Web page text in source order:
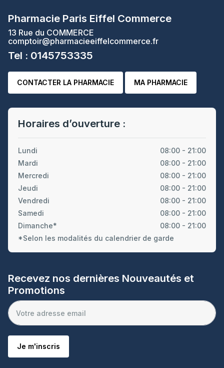
Pharmacie Paris Eiffel Commerce
13 Rue du COMMERCE
comptoir@pharmacieeiffelcommerce.fr
Tel : 0145753335
CONTACTER LA PHARMACIE MA PHARMACIE
Horaires d’ouverture :
Lundi
08:00 - 21:00
Mardi
08:00 - 21:00
Mercredi
08:00 - 21:00
Jeudi
08:00 - 21:00
Vendredi
08:00 - 21:00
Samedi
08:00 - 21:00
Dimanche*
08:00 - 21:00
*Selon les modalités du calendrier de garde
Recevez nos dernières Nouveautés et
Promotions
Je m'inscris